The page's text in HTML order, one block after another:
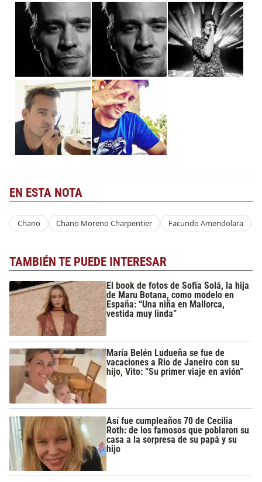
EN ESTA NOTA
Chano Chano Moreno Charpentier Facundo Amendolara
TAMBIÉN TE PUEDE INTERESAR
El book de fotos de Sofía Solá, la hija
de Maru Botana, como modelo en
España: “Una niña en Mallorca,
vestida muy linda”
María Belén Ludueña se fue de
vacaciones a Rio de Janeiro con su
hijo, Vito: “Su primer viaje en avión”
Así fue cumpleaños 70 de Cecilia
Roth: de los famosos que poblaron su
casa a la sorpresa de su papá y su
hijo